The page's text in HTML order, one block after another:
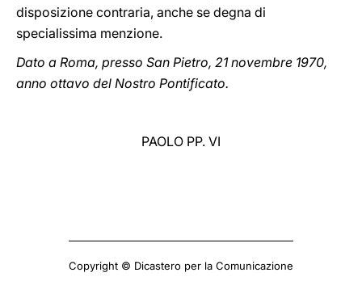
disposizione contraria, anche se degna di
specialissima menzione.
Dato a Roma, presso San Pietro, 21 novembre 1970,
anno ottavo del Nostro Pontificato.
PAOLO PP. VI
Copyright © Dicastero per la Comunicazione